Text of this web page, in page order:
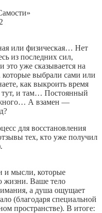
или физическая… Нет
из последних сил,
это уже сказывается на
которые выбрали сами или
как выкроить время
тут, и там… Постоянный
А взамен —
для восстановления
тех, кто уже получил
и мысли, которые
жизни. Ваше тело
а душа ощущает
(благодаря специальной
пространстве). В итоге: